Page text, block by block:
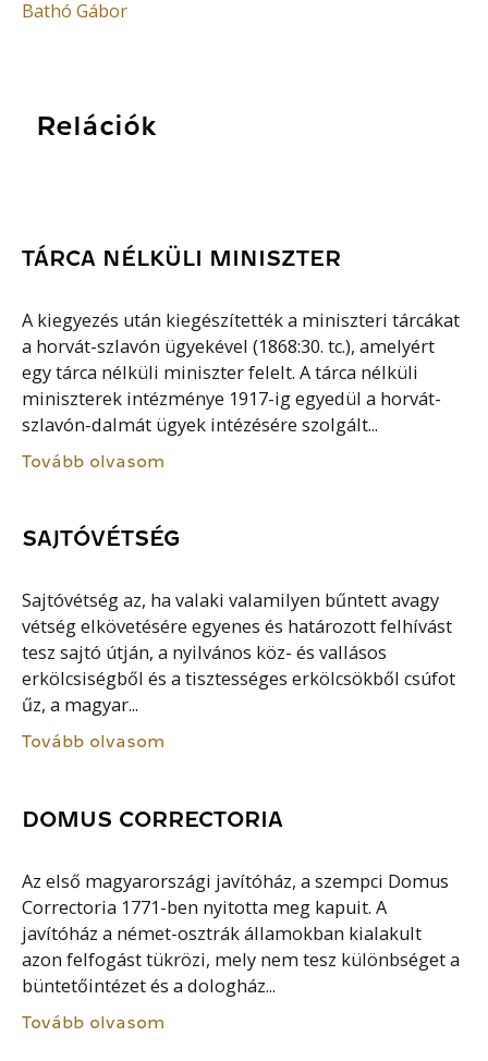
Bathó Gábor
Relációk
TÁRCA NÉLKÜLI MINISZTER
A kiegyezés után kiegészítették a miniszteri tárcákat
a horvát-szlavón ügyekével (1868:30. tc.), amelyért
egy tárca nélküli miniszter felelt. A tárca nélküli
miniszterek intézménye 1917-ig egyedül a horvát-
szlavón-dalmát ügyek intézésére szolgált...
Tovább olvasom
SAJTÓVÉTSÉG
Sajtóvétség az, ha valaki valamilyen bűntett avagy
vétség elkövetésére egyenes és határozott felhívást
tesz sajtó útján, a nyilvános köz- és vallásos
erkölcsiségből és a tisztességes erkölcsökből csúfot
űz, a magyar...
Tovább olvasom
DOMUS CORRECTORIA
Az első magyarországi javítóház, a szempci Domus
Correctoria 1771-ben nyitotta meg kapuit. A
javítóház a német-osztrák államokban kialakult
azon felfogást tükrözi, mely nem tesz különbséget a
büntetőintézet és a dologház...
Tovább olvasom